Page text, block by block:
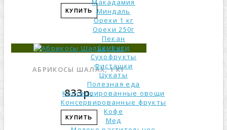
Макадамия
Миндаль
Орехи 1 кг
Орехи 250г
Пекан
Семечки
Сухофрукты
Фисташки
Цукаты
Полезная еда
Консервированные овощи
Консервированные фрукты
Кофе
Мед
КУПИТЬ
АБРИКОСЫ ШАЛАХ, 1 КГ
833р.
КУПИТЬ